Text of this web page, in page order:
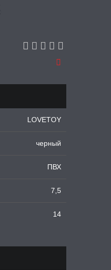
LOVETOY
черный
ПВХ
7,5
14